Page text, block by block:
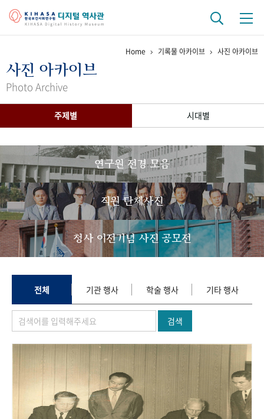
걸어온 길 기관 변천사
간행물 변천사
기록물 아카이브
사진 아카이브 문서 기록물 행정박물 영상 기록물
50+1 주년 기념
성과 50선 숫자로 보는 50년
세계와 함께 한 KIHASA
VR 역사관
Home 기록물 아카이브 사진 아카이브
사진 아카이브
Photo Archive
주제별 시대별
연구원 전경 모음
직원 단체사진
청사 이전기념 사진 공모전
전체 기관 행사 학술 행사 기타 행사
검색